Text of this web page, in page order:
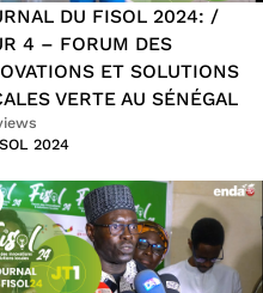
DU FISOL 2024: /
4 – FORUM DES
ET SOLUTIONS
VERTE AU SÉNÉGAL
2024